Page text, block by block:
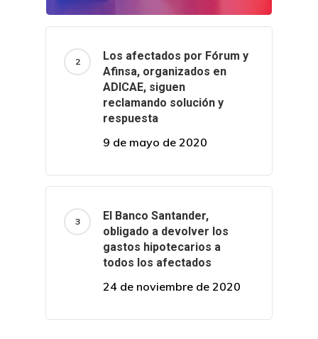
Los afectados por Fórum y
Afinsa, organizados en
ADICAE, siguen
reclamando solución y
respuesta
9 de mayo de 2020
El Banco Santander,
obligado a devolver los
gastos hipotecarios a
todos los afectados
24 de noviembre de 2020